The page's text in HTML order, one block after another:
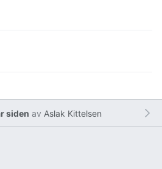
siden av Aslak Kittelsen